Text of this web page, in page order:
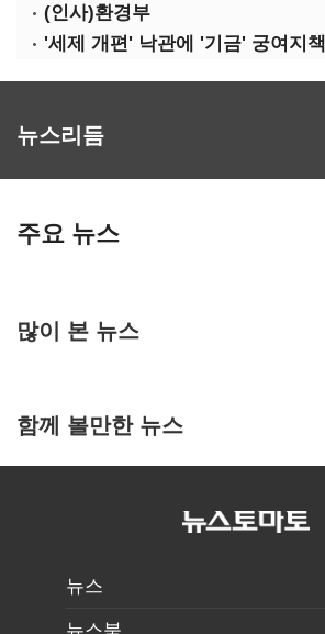
(인사)환경부
'세제 개편' 낙관에 '기금' 궁여지책
뉴스리듬
주요 뉴스
많이 본 뉴스
함께 볼만한 뉴스
뉴스